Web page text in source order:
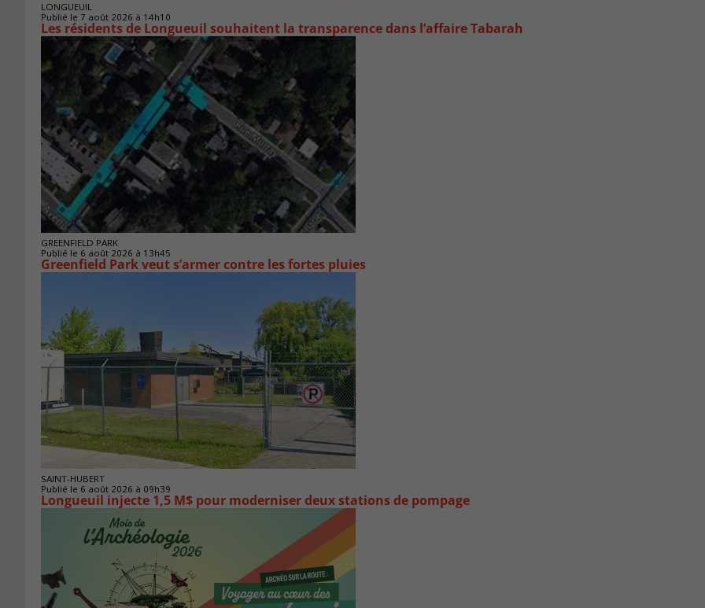
LONGUEUIL
Publié le 7 août 2026 à 14h10
Les résidents de Longueuil souhaitent la transparence dans l’affaire Tabarah
GREENFIELD PARK
Publié le 6 août 2026 à 13h45
Greenfield Park veut s’armer contre les fortes pluies
SAINT-HUBERT
Publié le 6 août 2026 à 09h39
Longueuil injecte 1,5 M$ pour moderniser deux stations de pompage